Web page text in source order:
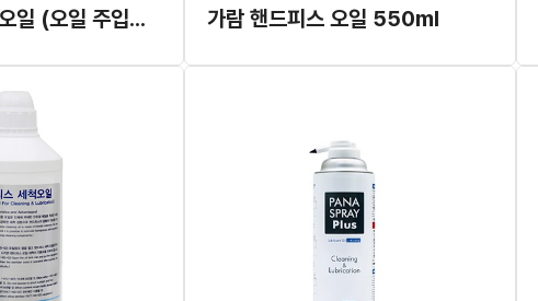
가람 핸드피스 오일 (오일 주입기용) 가람 핸드피스 오일 550ml